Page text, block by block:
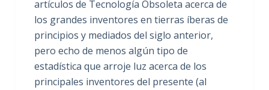
artículos de Tecnología Obsoleta acerca de
los grandes inventores en tierras íberas de
principios y mediados del siglo anterior,
pero echo de menos algún tipo de
estadística que arroje luz acerca de los
principales inventores del presente (al